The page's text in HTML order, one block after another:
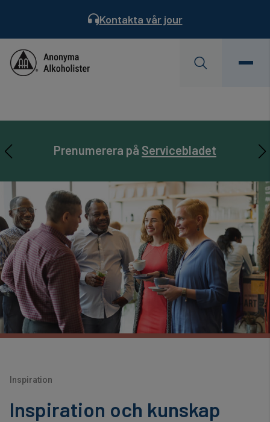
Kontakta vår jour
Behöver du hjälp? Hitta ett möte
Prenumerera på Servicebladet
Servicekontoret är semesterstängt
22/6 – 17/7. Läs mer…
Läs Dagens Reflektion
AA Landsmöte 31/7-2/8. Läs mer…
Inspiration
Inspiration och kunskap